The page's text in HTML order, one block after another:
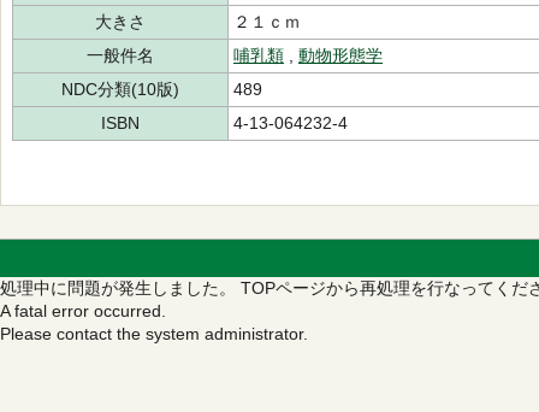
大きさ
２１ｃｍ
一般件名
哺乳類
動物形態学
NDC分類(10版)
489
ISBN
4-13-064232-4
処理中に問題が発生しました。 TOPページから再処理を行なってくだ
A fatal error occurred.
Please contact the system administrator.